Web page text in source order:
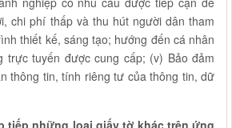
chi phí thấp và thu hút người dân tham
thiết kế, sáng tạo; hướng đến cá nhân
trực tuyến được cung cấp; (v) Bảo đảm
thông tin, tính riêng tư của thông tin, dữ
tiếp những loại giấy tờ khác trên ứng